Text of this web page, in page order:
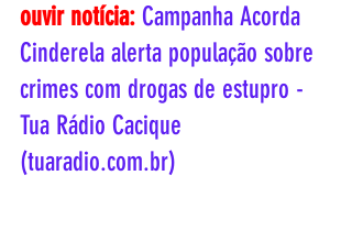
ouvir notícia: Campanha Acorda
Cinderela alerta população sobre
crimes com drogas de estupro -
Tua Rádio Cacique
(tuaradio.com.br)